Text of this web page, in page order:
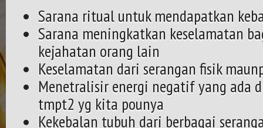
Sarana ritual untuk mendapatkan
Sarana meningkatkan keselamatan
kejahatan orang lain
Keselamatan dari serangan fisik
Menetralisir energi negatif yang ada
tmpt2 yg kita pounya
Kekebalan tubuh dari berbagai